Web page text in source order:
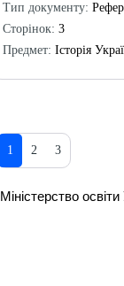
Тип документу:
Сторінок: 3
Предмет: Історія
1 2 3
Міністерство освіти